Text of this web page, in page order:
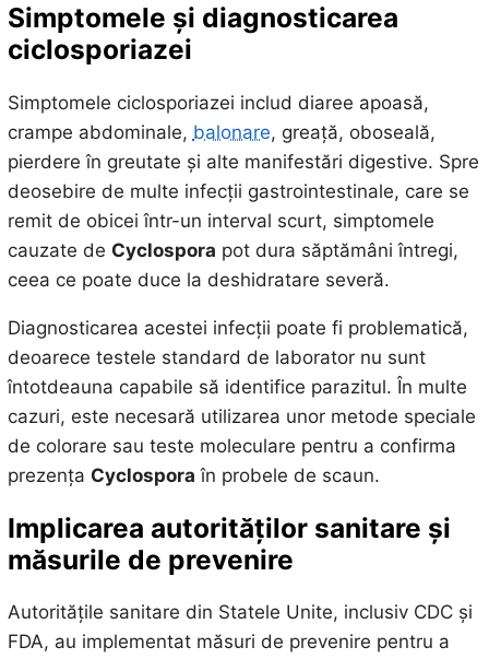
Simptomele și diagnosticarea
ciclosporiazei
Simptomele ciclosporiazei includ diaree apoasă,
crampe abdominale, balonare, greață, oboseală,
pierdere în greutate și alte manifestări digestive. Spre
deosebire de multe infecții gastrointestinale, care se
remit de obicei într-un interval scurt, simptomele
cauzate de Cyclospora pot dura săptămâni întregi,
ceea ce poate duce la deshidratare severă.
Diagnosticarea acestei infecții poate fi problematică,
deoarece testele standard de laborator nu sunt
întotdeauna capabile să identifice parazitul. În multe
cazuri, este necesară utilizarea unor metode speciale
de colorare sau teste moleculare pentru a confirma
prezența Cyclospora în probele de scaun.
Implicarea autorităților sanitare și
măsurile de prevenire
Autoritățile sanitare din Statele Unite, inclusiv CDC și
FDA, au implementat măsuri de prevenire pentru a